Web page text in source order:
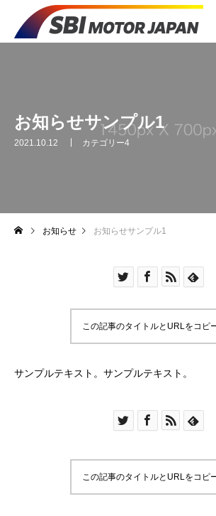
お知らせサンプル1
2021.10.12 カテゴリー4
お知らせ お知らせサンプル1
この記事のタイトルとURLをコピ
サンプルテキスト。サンプルテキスト。
この記事のタイトルとURLをコピ